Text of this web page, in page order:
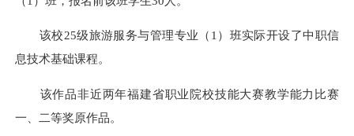
该校25级旅游服务与管理专业（1）班实际开设了中职信
息技术基础课程。
该作品非近两年福建省职业院校技能大赛教学能力比赛
一、二等奖原作品。